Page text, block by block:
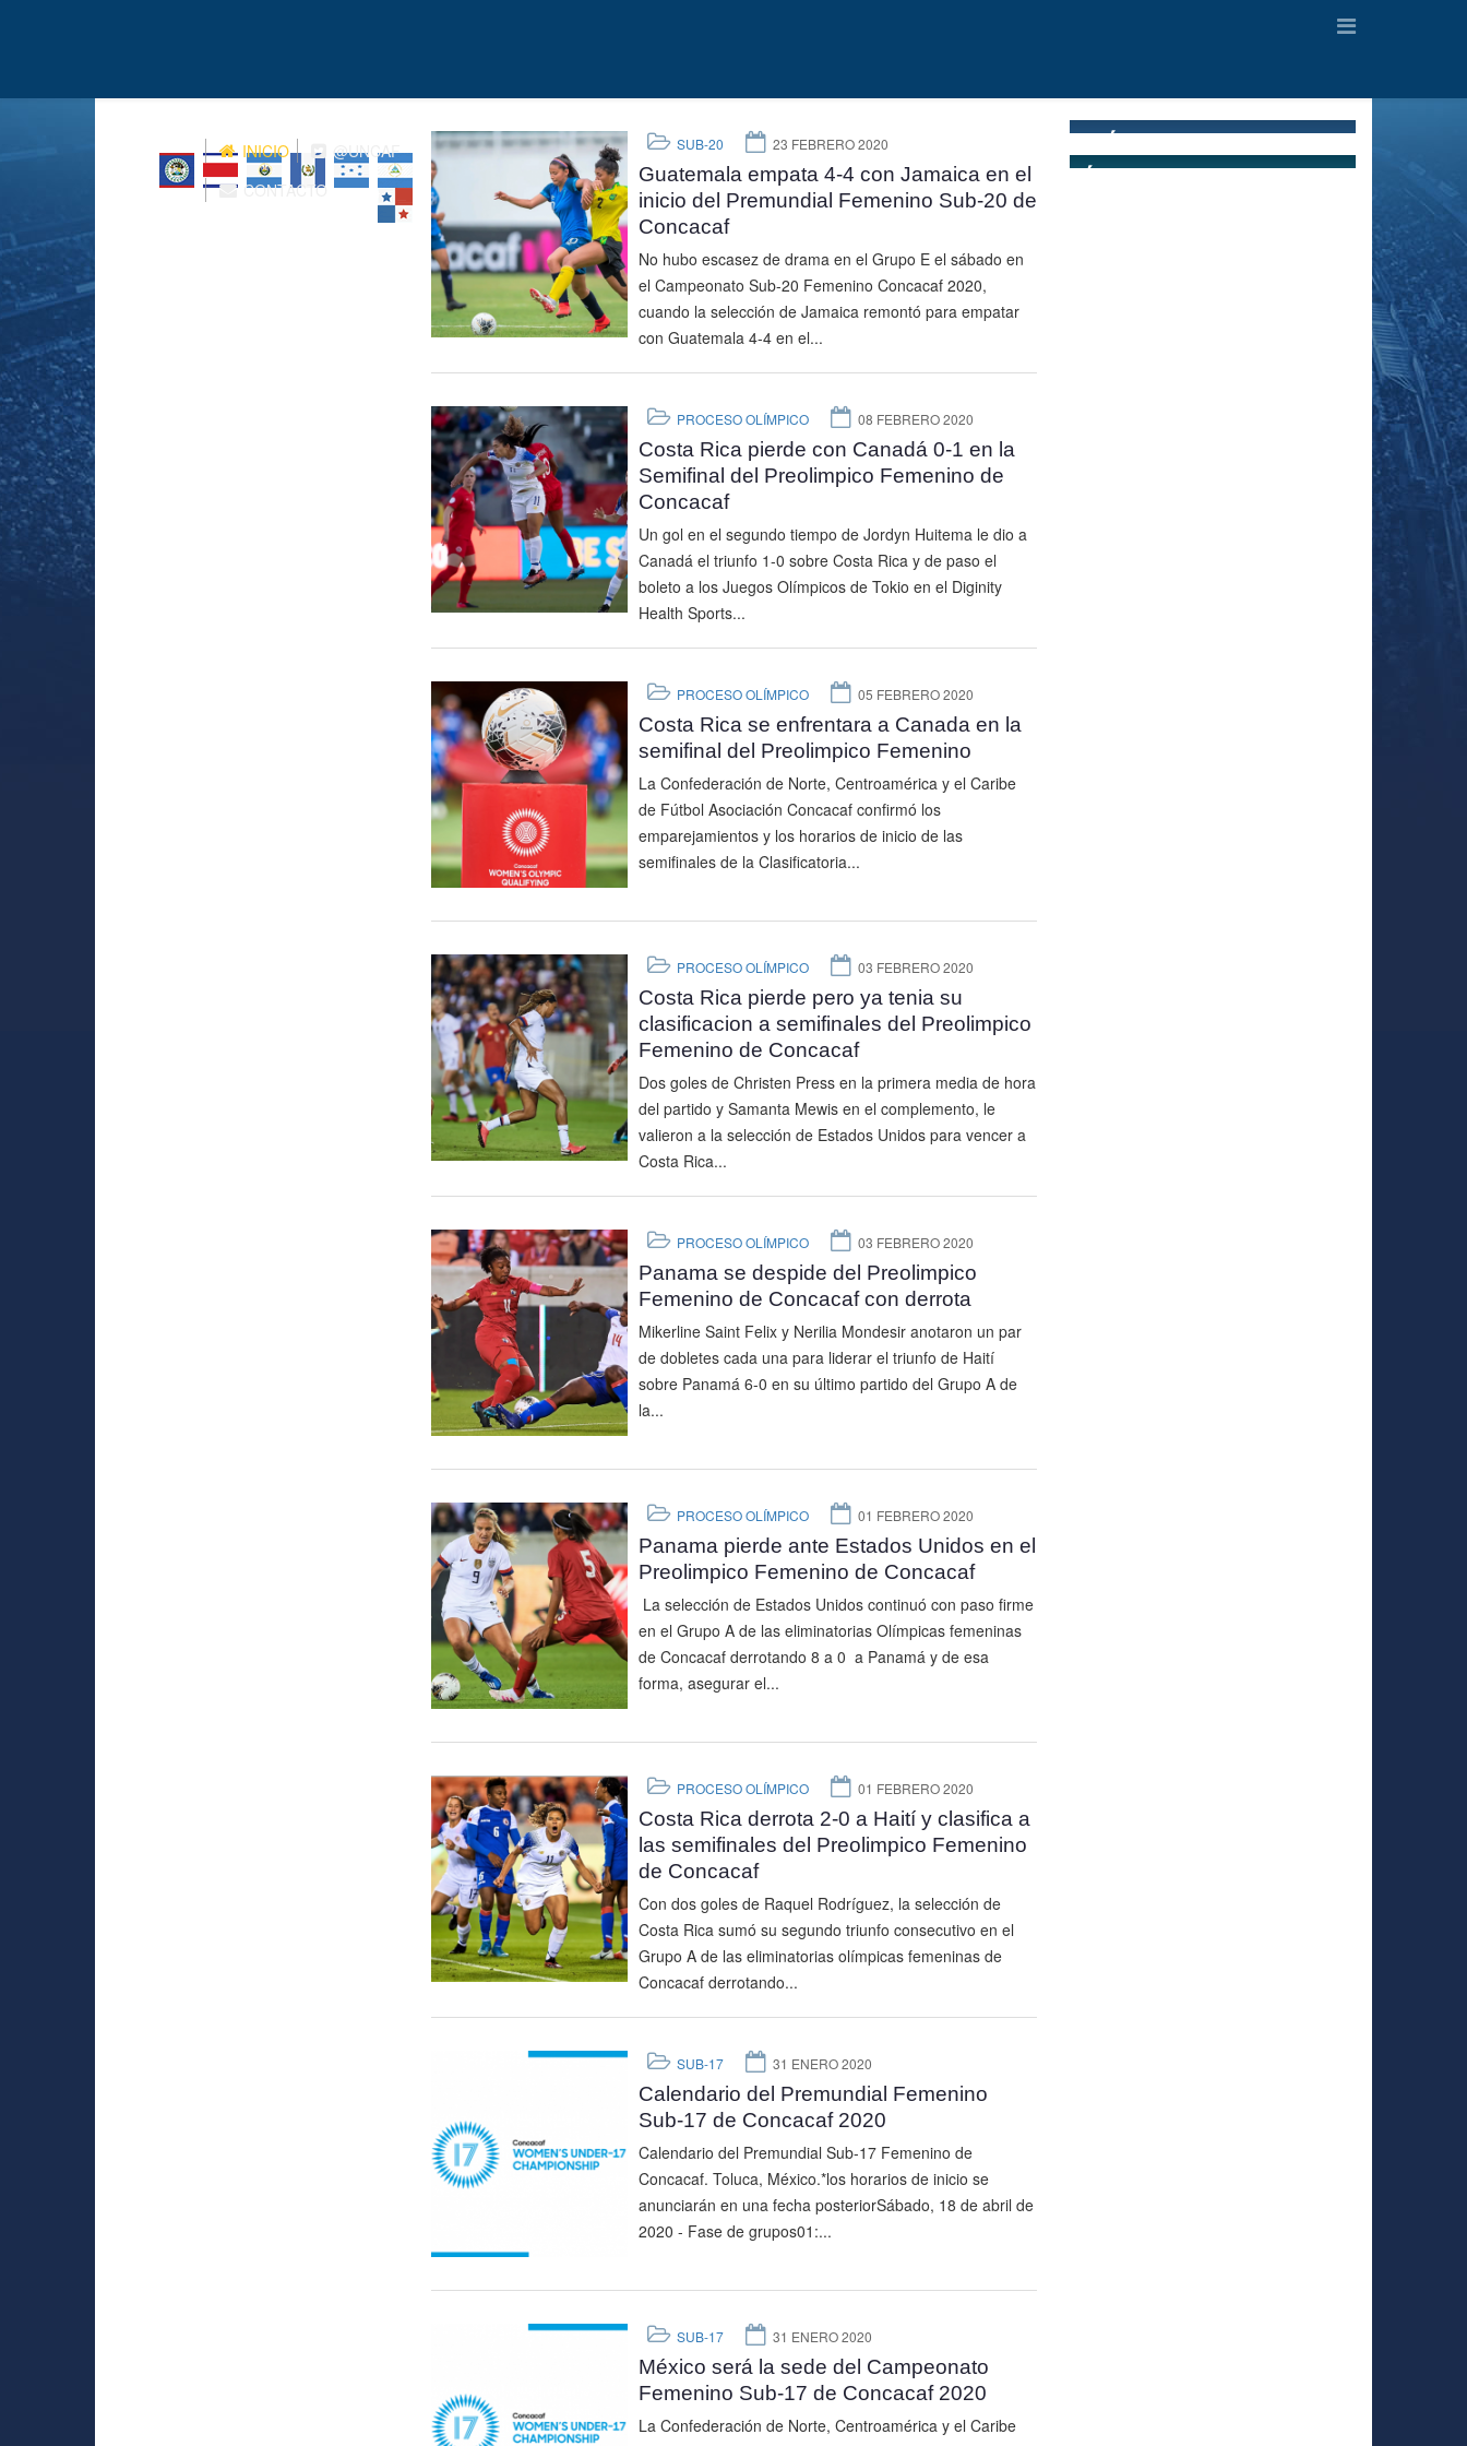
INICIO
@UNCAF
CONTACTO
SUB-20 23 FEBRERO 2020
Guatemala empata 4-4 con Jamaica en el
inicio del Premundial Femenino Sub-20 de
Concacaf
No hubo escasez de drama en el Grupo E el sábado en
el Campeonato Sub-20 Femenino Concacaf 2020,
cuando la selección de Jamaica remontó para empatar
con Guatemala 4-4 en el...
PROCESO OLÍMPICO 08 FEBRERO 2020
Costa Rica pierde con Canadá 0-1 en la
Semifinal del Preolimpico Femenino de
Concacaf
Un gol en el segundo tiempo de Jordyn Huitema le dio a
Canadá el triunfo 1-0 sobre Costa Rica y de paso el
boleto a los Juegos Olímpicos de Tokio en el Diginity
Health Sports...
PROCESO OLÍMPICO 05 FEBRERO 2020
Costa Rica se enfrentara a Canada en la
semifinal del Preolimpico Femenino
La Confederación de Norte, Centroamérica y el Caribe
de Fútbol Asociación Concacaf confirmó los
emparejamientos y los horarios de inicio de las
semifinales de la Clasificatoria...
PROCESO OLÍMPICO 03 FEBRERO 2020
Costa Rica pierde pero ya tenia su
clasificacion a semifinales del Preolimpico
Femenino de Concacaf
Dos goles de Christen Press en la primera media de hora
del partido y Samanta Mewis en el complemento, le
valieron a la selección de Estados Unidos para vencer a
Costa Rica...
PROCESO OLÍMPICO 03 FEBRERO 2020
Panama se despide del Preolimpico
Femenino de Concacaf con derrota
Mikerline Saint Felix y Nerilia Mondesir anotaron un par
de dobletes cada una para liderar el triunfo de Haití
sobre Panamá 6-0 en su último partido del Grupo A de
la...
PROCESO OLÍMPICO 01 FEBRERO 2020
Panama pierde ante Estados Unidos en el
Preolimpico Femenino de Concacaf
La selección de Estados Unidos continuó con paso firme
en el Grupo A de las eliminatorias Olímpicas femeninas
de Concacaf derrotando 8 a 0 a Panamá y de esa
forma, asegurar el...
PROCESO OLÍMPICO 01 FEBRERO 2020
Costa Rica derrota 2-0 a Haití y clasifica a
las semifinales del Preolimpico Femenino
de Concacaf
Con dos goles de Raquel Rodríguez, la selección de
Costa Rica sumó su segundo triunfo consecutivo en el
Grupo A de las eliminatorias olímpicas femeninas de
Concacaf derrotando...
SUB-17 31 ENERO 2020
Calendario del Premundial Femenino
Sub-17 de Concacaf 2020
Calendario del Premundial Sub-17 Femenino de
Concacaf. Toluca, México.*los horarios de inicio se
anunciarán en una fecha posteriorSábado, 18 de abril de
2020 - Fase de grupos01:...
SUB-17 31 ENERO 2020
México será la sede del Campeonato
Femenino Sub-17 de Concacaf 2020
La Confederación de Norte, Centroamérica y el Caribe